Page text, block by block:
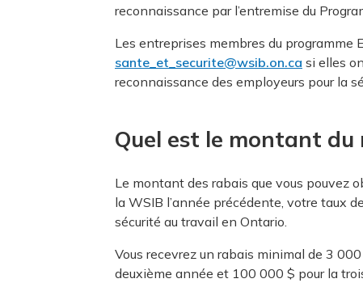
reconnaissance par l’entremise du
Les entreprises membres du programme
sante_et_securite@wsib.on.ca si elles
reconnaissance des employeurs pour la
Quel est le montant
Le montant des rabais que vous pouvez
la WSIB l’année précédente, votre taux
sécurité au travail en Ontario.
Vous recevrez un rabais minimal de 3
deuxième année et 100 000 $ pour la